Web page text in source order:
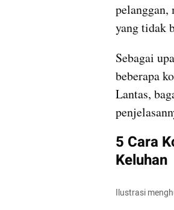
pelanggan,
yang tidak
Sebagai
beberapa
Lantas,
5 Cara
Keluhan
Ilustrasi